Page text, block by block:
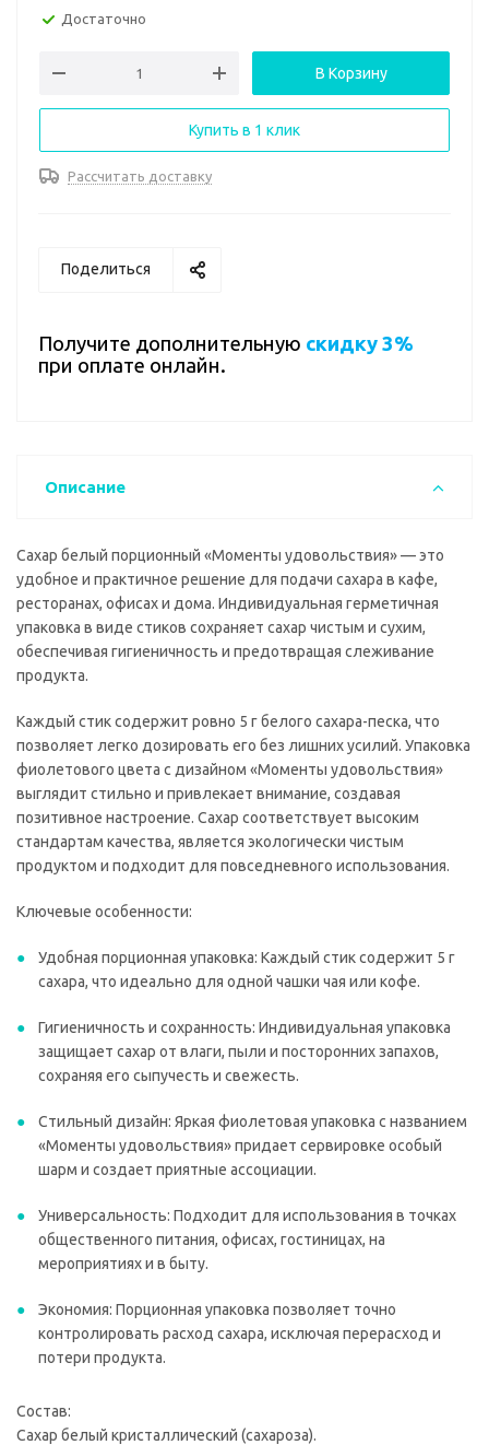
Достаточно
В Корзину
Купить в 1 клик
Рассчитать доставку
Поделиться
Получите дополнительную скидку 3%
при оплате онлайн.
Описание
Сахар белый порционный «Моменты удовольствия» — это
удобное и практичное решение для подачи сахара в кафе,
ресторанах, офисах и дома. Индивидуальная герметичная
упаковка в виде стиков сохраняет сахар чистым и сухим,
обеспечивая гигиеничность и предотвращая слеживание
продукта.
Каждый стик содержит ровно 5 г белого сахара-песка, что
позволяет легко дозировать его без лишних усилий. Упаковка
фиолетового цвета с дизайном «Моменты удовольствия»
выглядит стильно и привлекает внимание, создавая
позитивное настроение. Сахар соответствует высоким
стандартам качества, является экологически чистым
продуктом и подходит для повседневного использования.
Ключевые особенности:
Удобная порционная упаковка: Каждый стик содержит 5 г
сахара, что идеально для одной чашки чая или кофе.
Гигиеничность и сохранность: Индивидуальная упаковка
защищает сахар от влаги, пыли и посторонних запахов,
сохраняя его сыпучесть и свежесть.
Стильный дизайн: Яркая фиолетовая упаковка с названием
«Моменты удовольствия» придает сервировке особый
шарм и создает приятные ассоциации.
Универсальность: Подходит для использования в точках
общественного питания, офисах, гостиницах, на
мероприятиях и в быту.
Экономия: Порционная упаковка позволяет точно
контролировать расход сахара, исключая перерасход и
потери продукта.
Состав:
Сахар белый кристаллический (сахароза).